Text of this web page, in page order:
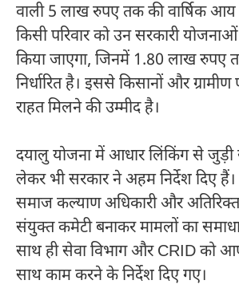
वाली 5 लाख रुपए तक की वार्षिक
किसी परिवार को उन सरकारी
किया जाएगा, जिनमें 1.80 लाख रुपए
निर्धारित है। इससे किसानों और ग्रामीण
राहत मिलने की उम्मीद है।
दयालु योजना में आधार लिंकिंग से
लेकर भी सरकार ने अहम निर्देश दिए हैं।
समाज कल्याण अधिकारी और
संयुक्त कमेटी बनाकर मामलों का
साथ ही सेवा विभाग और CRID को
साथ काम करने के निर्देश दिए गए।